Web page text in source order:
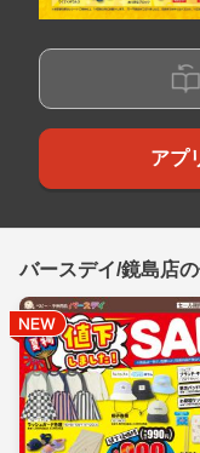
アプ
バースデイ/鏡島店